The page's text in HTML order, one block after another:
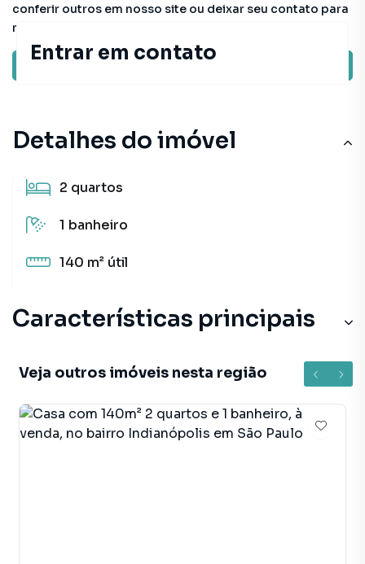
conferir outros em nosso site ou deixar seu contato para
receber mais informações.
Detalhes do imóvel
2 quartos
1 banheiro
140 m² útil
Características principais
Veja outros imóveis nesta região
Entrar em contato